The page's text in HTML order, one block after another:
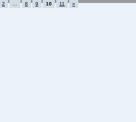
2 8 9 10 11 »